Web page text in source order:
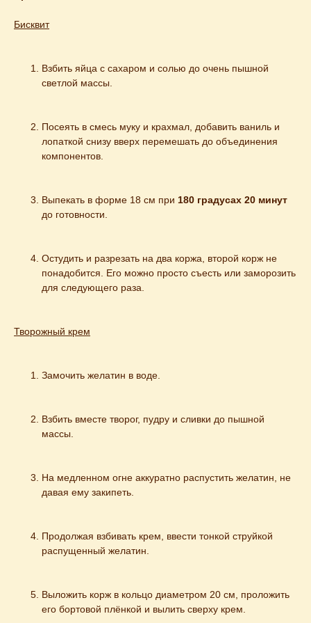
Бисквит
Взбить яйца с сахаром и солью до очень пышной
светлой массы.
Посеять в смесь муку и крахмал, добавить ваниль и
лопаткой снизу вверх перемешать до объединения
компонентов.
Выпекать в форме 18 см при 180 градусах 20 минут
до готовности.
Остудить и разрезать на два коржа, второй корж не
понадобится. Его можно просто съесть или заморозить
для следующего раза.
Творожный крем
Замочить желатин в воде.
Взбить вместе творог, пудру и сливки до пышной
массы.
На медленном огне аккуратно распустить желатин, не
давая ему закипеть.
Продолжая взбивать крем, ввести тонкой струйкой
распущенный желатин.
Выложить корж в кольцо диаметром 20 см, проложить
его бортовой плёнкой и вылить сверху крем.